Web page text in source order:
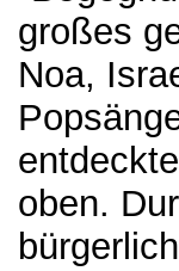
großes
Noa,
oben.